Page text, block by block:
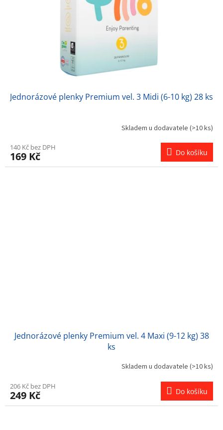
Jednorázové plenky Premium vel. 3 Midi (6-10 kg) 28 ks
Skladem u dodavatele (>10 ks)
140 Kč bez DPH
169 Kč Do košíku
Jednorázové plenky Premium vel. 4 Maxi (9-12 kg) 38
ks
Skladem u dodavatele (>10 ks)
206 Kč bez DPH
249 Kč Do košíku